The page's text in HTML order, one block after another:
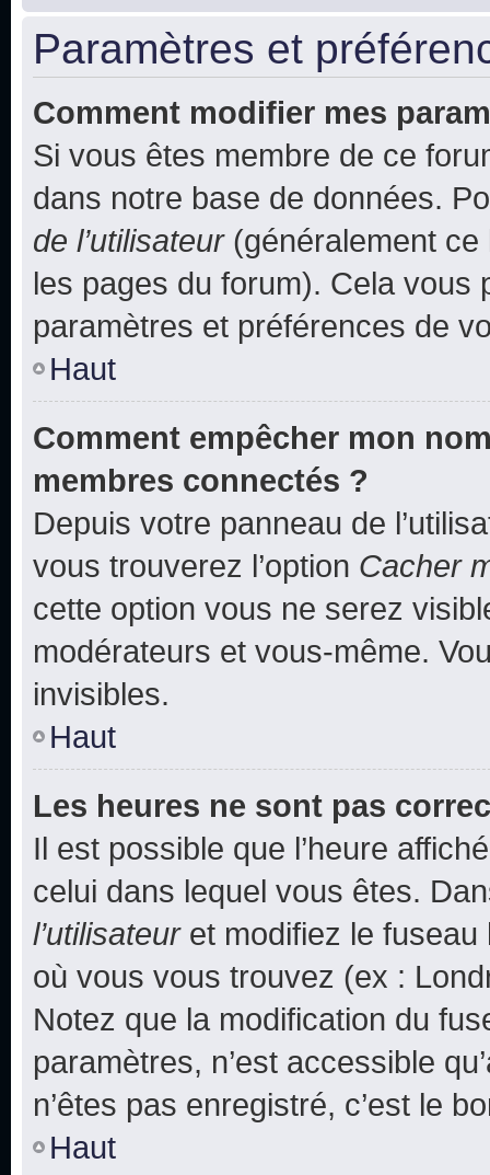
Paramètres et
Comment modifier mes
Si vous êtes membre de ce
dans notre base de données.
de l’utilisateur(généralement ce
les pages du forum). Cela vous
paramètres et préférences de
Haut
Comment empêcher mon
membres connectés ?
Depuis votre panneau de
vous trouverez l’option Cacher
cette option vous ne serez
modérateurs et vous-même.
invisibles.
Haut
Les heures ne sont pas
Il est possible que l’heure
celui dans lequel vous êtes.
l’utilisateuret modifiez le fuseau
où vous vous trouvez (ex :
Notez que la modification du
paramètres, n’est accessible
n’êtes pas enregistré, c’est le
Haut